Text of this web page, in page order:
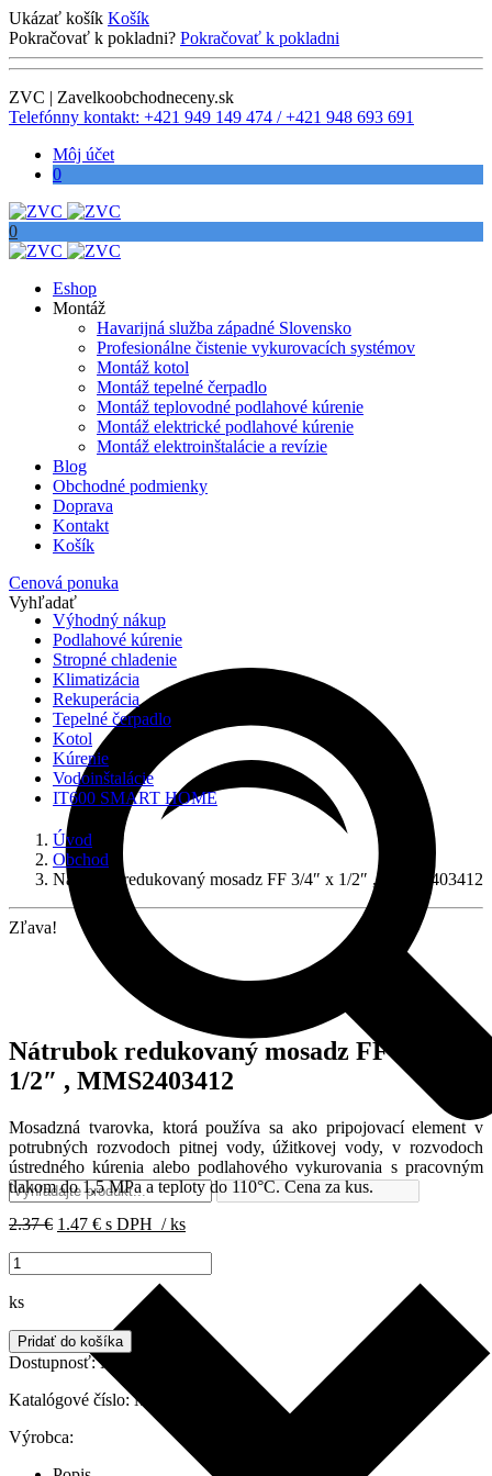
Ukázať košík Košík
Pokračovať k pokladni? Pokračovať k pokladni
ZVC | Zavelkoobchodneceny.sk
Telefónny kontakt: +421 949 149 474 / +421 948 693 691
Môj účet
0
0
Eshop
Montáž
Havarijná služba západné Slovensko
Profesionálne čistenie vykurovacích systémov
Montáž kotol
Montáž tepelné čerpadlo
Montáž teplovodné podlahové kúrenie
Montáž elektrické podlahové kúrenie
Montáž elektroinštalácie a revízie
Blog
Obchodné podmienky
Doprava
Kontakt
Košík
Cenová ponuka
Vyhľadať
Výhodný nákup
Podlahové kúrenie
Stropné chladenie
Klimatizácia
Rekuperácia
Tepelné čerpadlo
Kotol
Kúrenie
Vodoinštalácie
IT600 SMART HOME
Úvod
Obchod
Nátrubok redukovaný mosadz FF 3/4″ x 1/2″ , MMS2403412
Zľava!
Nátrubok redukovaný mosadz FF 3/4″ x
1/2″ , MMS2403412
Mosadzná tvarovka, ktorá používa sa ako pripojovací element v
potrubných rozvodoch pitnej vody, úžitkovej vody, v rozvodoch
ústredného kúrenia alebo podlahového vykurovania s pracovným
tlakom do 1,5 MPa a teploty do 110°C. Cena za kus.
2.37€ Pôvodná
1.47 €Aktuálna
s DPH / ks
množstvo
Nátrubok
redukovaný
FF
3/4"
1/2"
MMS2403412
ks
Pridať do košíka
Dostupnosť:Na sklade
Katalógové číslo:MMS2403412
Výrobca: